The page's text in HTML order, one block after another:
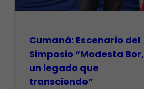
Cumaná: Escenario del
Simposio “Modesta Bor,
un legado que
transciende”